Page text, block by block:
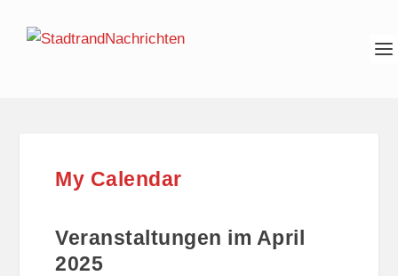
My Calendar
Veranstaltungen im April
2025